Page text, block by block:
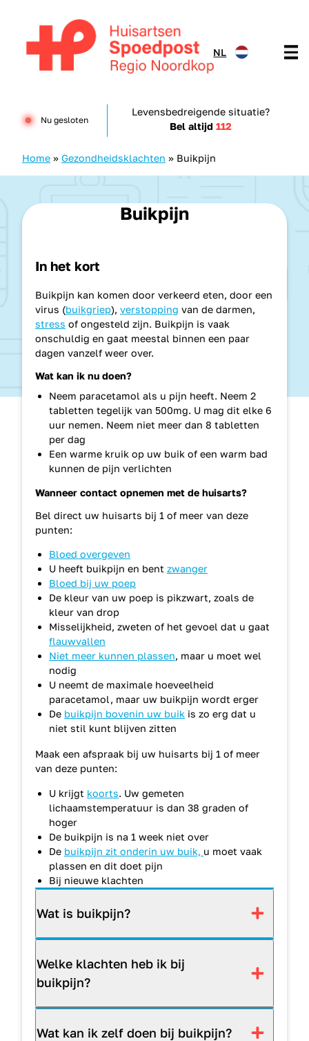
NL
Nu gesloten
Levensbedreigende situatie?
Bel altijd112
Home » Gezondheidsklachten » Buikpijn
Buikpijn
In het kort
Buikpijn kan komen door verkeerd eten, door een
virus (buikgriep), verstopping van de darmen,
stress of ongesteld zijn. Buikpijn is vaak
onschuldig en gaat meestal binnen een paar
dagen vanzelf weer over.
Wat kan ik nu doen?
Neem paracetamol als u pijn heeft. Neem 2
tabletten tegelijk van 500mg. U mag dit elke 6
uur nemen. Neem niet meer dan 8 tabletten
per dag
Een warme kruik op uw buik of een warm bad
kunnen de pijn verlichten
Wanneer contact opnemen met de huisarts?
Bel direct uw huisarts bij 1 of meer van deze
punten:
Bloed overgeven
U heeft buikpijn en bent zwanger
Bloed bij uw poep
De kleur van uw poep is pikzwart, zoals de
kleur van drop
Misselijkheid, zweten of het gevoel dat u gaat
flauwvallen
Niet meer kunnen plassen, maar u moet wel
nodig
U neemt de maximale hoeveelheid
paracetamol, maar uw buikpijn wordt erger
De buikpijn bovenin uw buik is zo erg dat u
niet stil kunt blijven zitten
Maak een afspraak bij uw huisarts bij 1 of meer
van deze punten:
U krijgt koorts. Uw gemeten
lichaamstemperatuur is dan 38 graden of
hoger
De buikpijn is na 1 week niet over
De buikpijn zit onderin uw buik, u moet vaak
plassen en dit doet pijn
Bij nieuwe klachten
Wat is buikpijn?
Welke klachten heb ik bij
buikpijn?
Wat kan ik zelf doen bij buikpijn?